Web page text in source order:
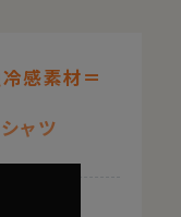
感素材＝
ャツ
ン 】